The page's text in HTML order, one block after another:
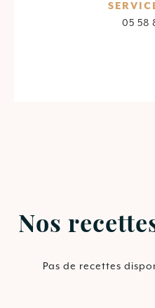
05 58
Nos
Pas de recettes